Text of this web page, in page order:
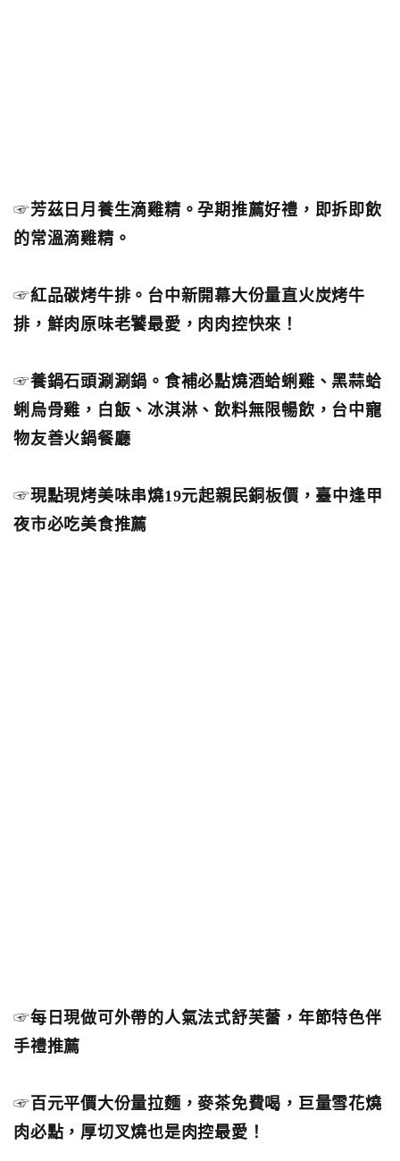
☞芳茲日月養生滴雞精。孕期推薦好禮，即拆即飲
的常溫滴雞精。
☞紅品碳烤牛排。台中新開幕大份量直火炭烤牛
排，鮮肉原味老饕最愛，肉肉控快來！
☞養鍋石頭涮涮鍋。食補必點燒酒蛤蜊雞、黑蒜蛤
蜊烏骨雞，白飯、冰淇淋、飲料無限暢飲，台中寵
物友善火鍋餐廳
☞現點現烤美味串燒19元起親民銅板價，臺中逢甲
夜市必吃美食推薦
☞每日現做可外帶的人氣法式舒芙蕾，年節特色伴
手禮推薦
☞ 百元平價大份量拉麵，麥茶免費喝，巨量雪花燒
肉必點，厚切叉燒也是肉控最愛！